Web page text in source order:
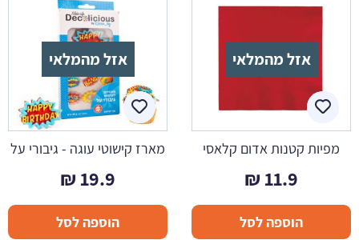
אזל מהמלאי
מפיות קטנות אדום קלאסי
11.9
₪
הוספה לסל
אזל מהמלאי
מארז קישוטי עוגה - גיבורי על
19.9
₪
הוספה לסל